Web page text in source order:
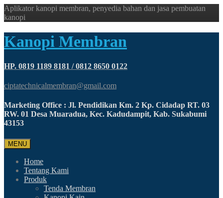
Aplikator kanopi membran, penyedia bahan dan jasa pembuatan
kanopi
Kanopi Membran
HP. 0819 1189 8181 / 0812 8650 0122
ciptatechnicalmembran@gmail.com
Marketing Office : Jl. Pendidikan Km. 2 Kp. Cidadap RT. 03
RW. 01 Desa Muaradua, Kec. Kadudampit, Kab. Sukabumi
43153
MENU
Home
Tentang Kami
Produk
Tenda Membran